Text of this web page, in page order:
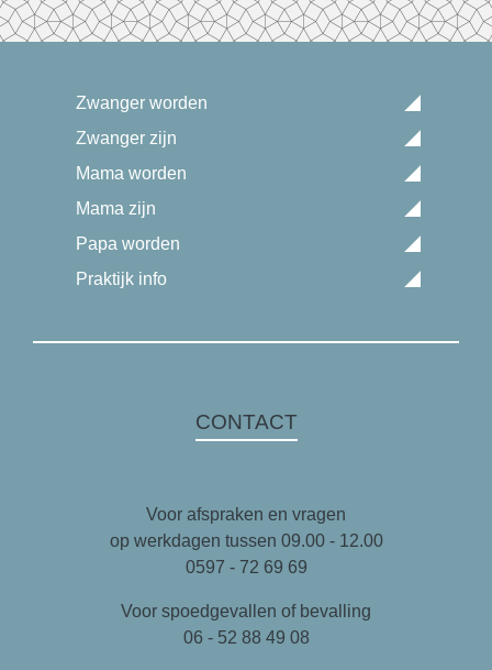
Zwanger worden
Zwanger zijn
Mama worden
Mama zijn
Papa worden
Praktijk info
CONTACT
Voor afspraken en vragen
op werkdagen tussen 09.00 - 12.00
0597 - 72 69 69
Voor spoedgevallen of bevalling
06 - 52 88 49 08